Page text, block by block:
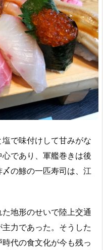
で味付けして甘みがな
であり、軍艦巻きは後
の鯵の一匹寿司は、江
地形のせいで陸上交通
力であった。そうした
代の食文化が今も残っ